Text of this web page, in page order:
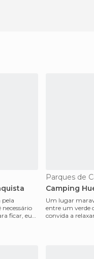
pela
ficar, eu
Camping
Um lugar
entre um verde
convida a